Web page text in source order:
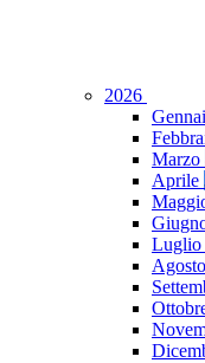
2026
Marzo
Aprile
Luglio
Agosto